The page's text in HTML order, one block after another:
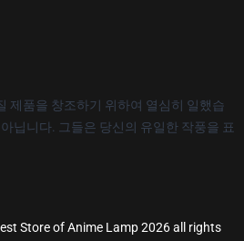
제품을 창조하기 위하여 열심히 일했습
닙니다. 그들은 당신의 유일한 작풍을 표
Store of Anime Lamp 2026 all rights